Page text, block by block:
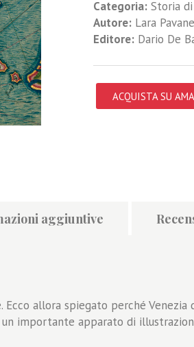
Categoria: Storia
Autore: Lara
Editore:Dario De
ACQUISTA SU
aggiuntive
Ecco allora spiegato perché
importante apparato di